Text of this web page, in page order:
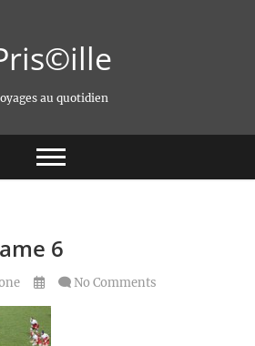
au quotidien
6
No Comments